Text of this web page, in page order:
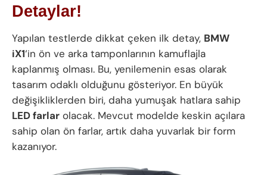
Detaylar!
Yapılan testlerde dikkat çeken ilk detay, BMW
iX1‘in ön ve arka tamponlarının kamuflajla
kaplanmış olması. Bu, yenilemenin esas olarak
tasarım odaklı olduğunu gösteriyor. En büyük
değişikliklerden biri, daha yumuşak hatlara sahip
LED farlar olacak. Mevcut modelde keskin açılara
sahip olan ön farlar, artık daha yuvarlak bir form
kazanıyor.